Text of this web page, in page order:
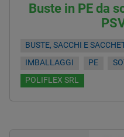
Buste in PE da
BUSTE, SACCHI E
IMBALLAGGI
PE
POLIFLEX SRL